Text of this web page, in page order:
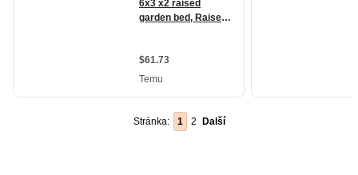
Stránka: 1 2 Další